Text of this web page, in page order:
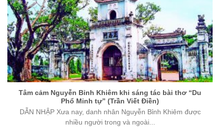
Tâm cảm Nguyễn Bỉnh Khiêm khi sáng tác bài thơ “Du
Phổ Minh tự” (Trần Viết Điền)
DẪN NHẬP Xưa nay, danh nhân Nguyễn Bỉnh Khiêm được
nhiều người trong và ngoài...